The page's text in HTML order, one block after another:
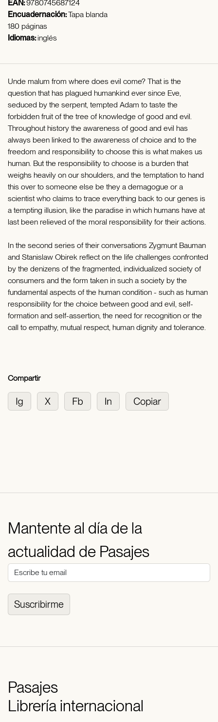
EAN:9780745687124
Encuadernación:Tapa blanda
180 páginas
Idiomas:inglés
Unde malum from where does evil come? That is the
question that has plagued humankind ever since Eve,
seduced by the serpent, tempted Adam to taste the
forbidden fruit of the tree of knowledge of good and evil.
Throughout history the awareness of good and evil has
always been linked to the awareness of choice and to the
freedom and responsibility to choose this is what makes us
human. But the responsibility to choose is a burden that
weighs heavily on our shoulders, and the temptation to hand
this over to someone else be they a demagogue or a
scientist who claims to trace everything back to our genes is
a tempting illusion, like the paradise in which humans have at
last been relieved of the moral responsibility for their actions.
In the second series of their conversations Zygmunt Bauman
and Stanislaw Obirek reflect on the life challenges confronted
by the denizens of the fragmented, individualized society of
consumers and the form taken in such a society by the
fundamental aspects of the human condition - such as human
responsibility for the choice between good and evil, self-
formation and self-assertion, the need for recognition or the
call to empathy, mutual respect, human dignity and tolerance.
Compartir
Mantente al día de la
actualidad de Pasajes
Suscribirme
Pasajes
Librería internacional